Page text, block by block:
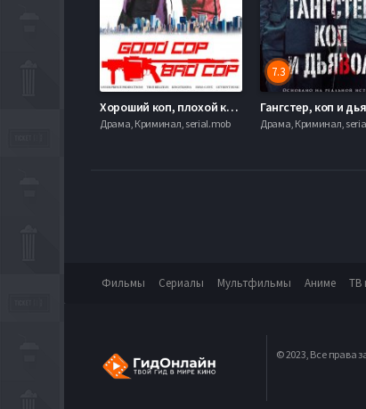
Хороший коп, плохой коп (2018)
Драма, Криминал, serial.mob
7.3
Драма, Криминал,
Фильмы Сериалы Мультфильмы Аниме ТВ
© 2023, Все права